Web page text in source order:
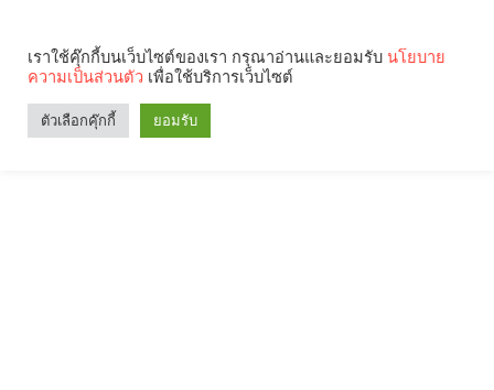
เราใช้คุ๊กกี้บนเว็บไซต์ของเรา กรุณาอ่านและยอมรับ นโยบาย
ความเป็นส่วนตัว เพื่อใช้บริการเว็บไซต์
ตัวเลือกคุ๊กกี้ ยอมรับ